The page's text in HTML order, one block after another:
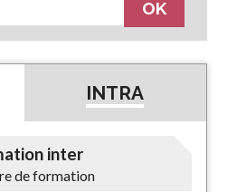
INTRA
inter
de formation